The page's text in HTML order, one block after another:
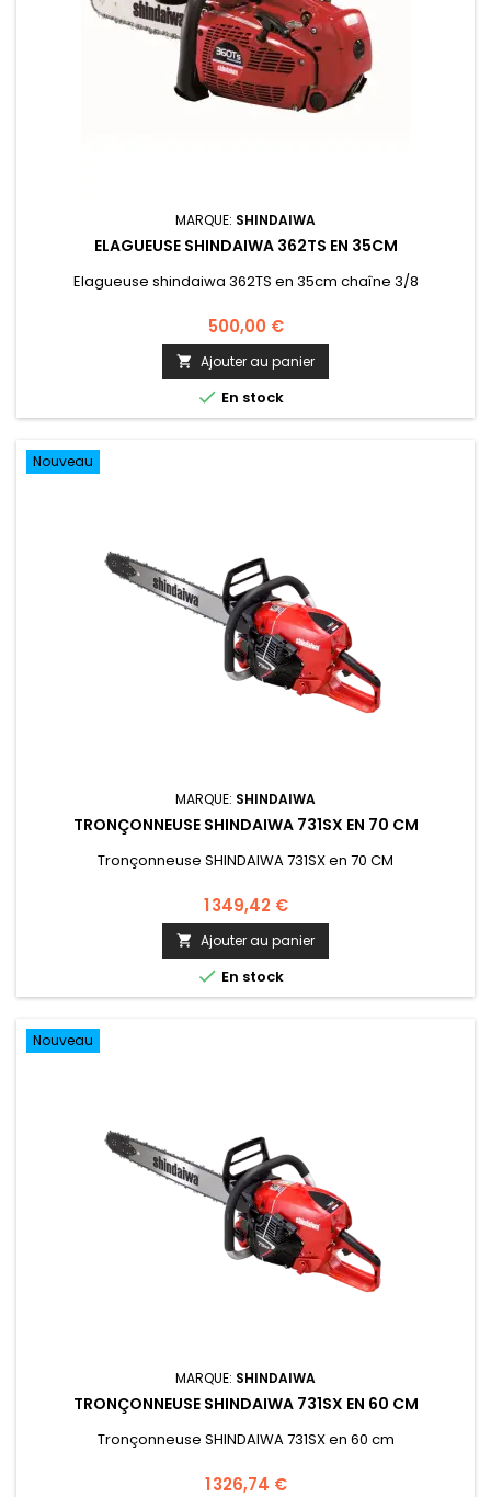
MARQUE: SHINDAIWA
ELAGUEUSE SHINDAIWA 362TS EN 35CM
Elagueuse shindaiwa 362TS en 35cm chaîne 3/8
500,00 €
 Ajouter au panier
 En stock
Nouveau
MARQUE: SHINDAIWA
TRONÇONNEUSE SHINDAIWA 731SX EN 70 CM
Tronçonneuse SHINDAIWA 731SX en 70 CM
1 349,42 €
 Ajouter au panier
 En stock
Nouveau
MARQUE: SHINDAIWA
TRONÇONNEUSE SHINDAIWA 731SX EN 60 CM
Tronçonneuse SHINDAIWA 731SX en 60 cm
1 326,74 €